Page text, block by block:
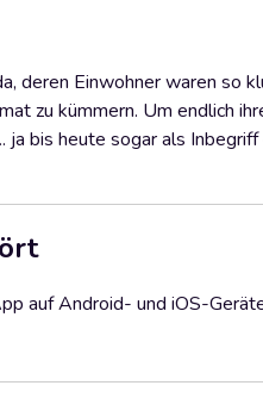
deren Einwohner waren so
zu kümmern. Um endlich
bis heute sogar als
auf Android- und iOS-